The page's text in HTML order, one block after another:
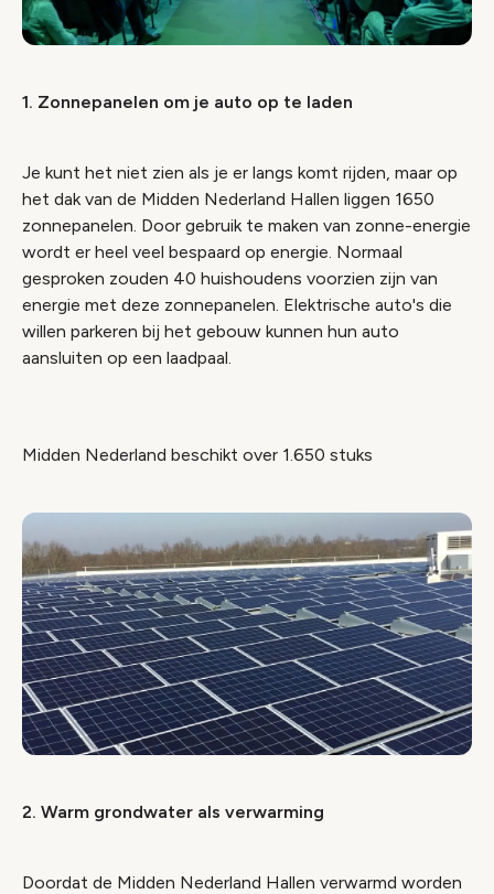
1. Zonnepanelen om je auto op te laden
Je kunt het niet zien als je er langs komt rijden, maar op
het dak van de Midden Nederland Hallen liggen 1650
zonnepanelen. Door gebruik te maken van zonne-energie
wordt er heel veel bespaard op energie. Normaal
gesproken zouden 40 huishoudens voorzien zijn van
energie met deze zonnepanelen. Elektrische auto's die
willen parkeren bij het gebouw kunnen hun auto
aansluiten op een laadpaal.
Midden Nederland beschikt over 1.650 stuks
2. Warm grondwater als verwarming
Doordat de Midden Nederland Hallen verwarmd worden